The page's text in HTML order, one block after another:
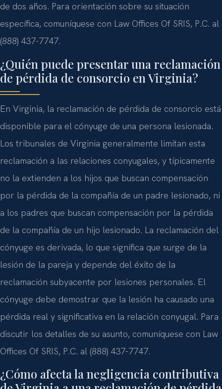
de dos años. Para orientación sobre su situación
específica, comuníquese con Law Offices Of SRIS, P.C. al
(888) 437-7747.
¿Quién puede presentar una reclamación
de pérdida de consorcio en Virginia?
En Virginia, la reclamación de pérdida de consorcio está
disponible para el cónyuge de una persona lesionada.
Los tribunales de Virginia generalmente limitan esta
reclamación a las relaciones conyugales, y típicamente
no la extienden a los hijos que buscan compensación
por la pérdida de la compañía de un padre lesionado, ni
a los padres que buscan compensación por la pérdida
de la compañía de un hijo lesionado. La reclamación del
cónyuge es derivada, lo que significa que surge de la
lesión de la pareja y depende del éxito de la
reclamación subyacente por lesiones personales. El
cónyuge debe demostrar que la lesión ha causado una
pérdida real y significativa en la relación conyugal. Para
discutir los detalles de su asunto, comuníquese con Law
Offices Of SRIS, P.C. al (888) 437-7747.
¿Cómo afecta la negligencia contributiva